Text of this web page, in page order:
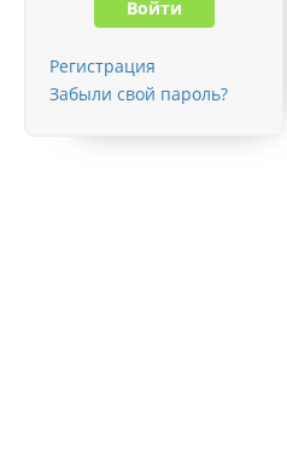
Регистрация
Забыли свой пароль?